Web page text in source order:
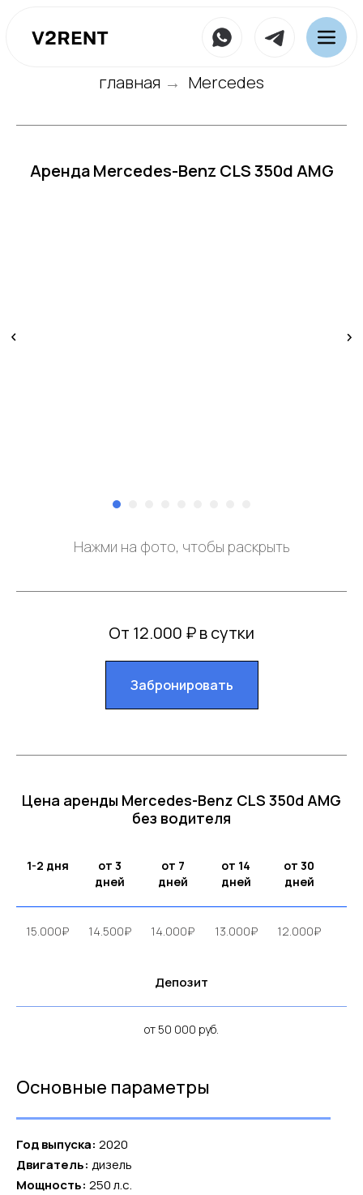
главная → Mercedes
Аренда Mercedes-Benz CLS 350d AMG
Нажми на фото, чтобы раскрыть
От 12.000 ₽ в сутки
Забронировать
Цена аренды Mercedes-Benz CLS 350d AMG
без водителя
1-2 дня
от 3
дней
от 7
дней
от 14
дней
от 30
дней
15.000₽ 14.500₽ 14.000₽ 13.000₽ 12.000₽
Депозит
от 50 000 руб.
Основные параметры
Год выпуска: 2020
Двигатель: дизель
Мощность: 250 л.с.